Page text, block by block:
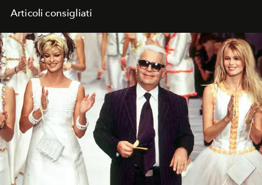
Articoli consigliati